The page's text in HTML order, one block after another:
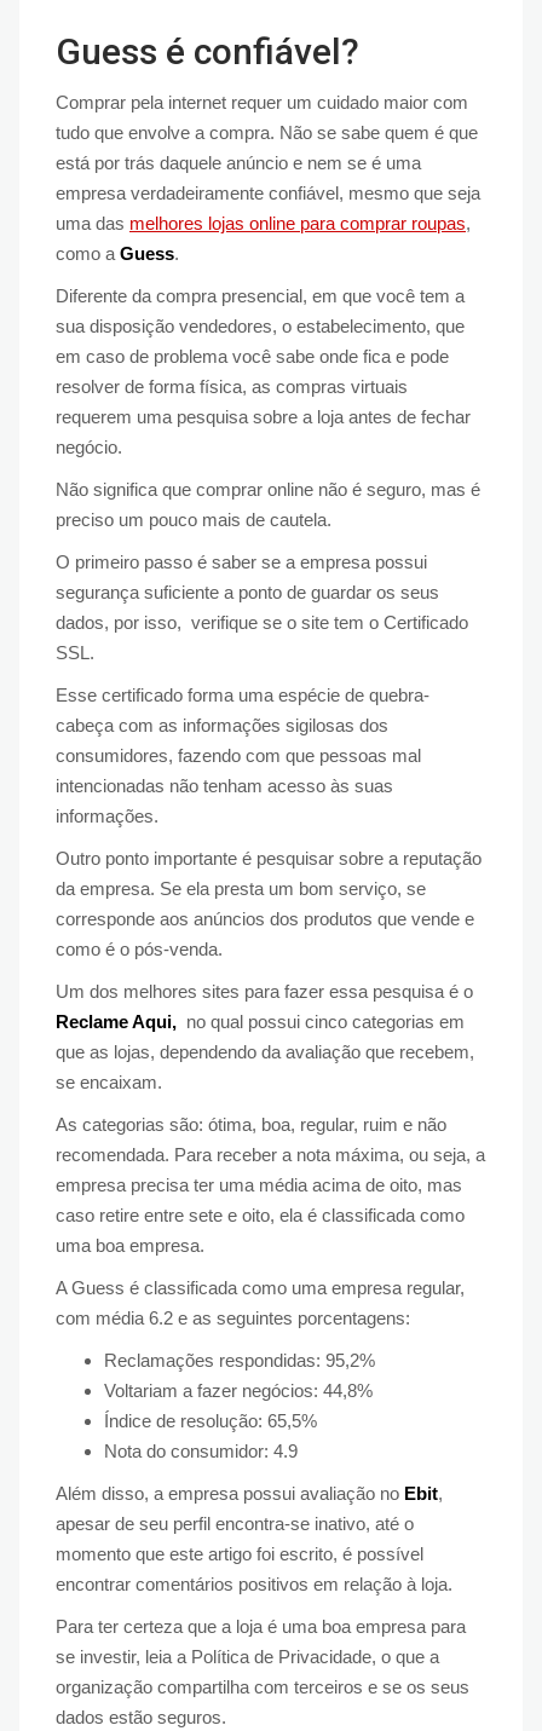
Guess é confiável?
Comprar pela internet requer um cuidado maior com
tudo que envolve a compra. Não se sabe quem é que
está por trás daquele anúncio e nem se é uma
empresa verdadeiramente confiável, mesmo que seja
uma das melhores lojas online para comprar roupas,
como a Guess.
Diferente da compra presencial, em que você tem a
sua disposição vendedores, o estabelecimento, que
em caso de problema você sabe onde fica e pode
resolver de forma física, as compras virtuais
requerem uma pesquisa sobre a loja antes de fechar
negócio.
Não significa que comprar online não é seguro, mas é
preciso um pouco mais de cautela.
O primeiro passo é saber se a empresa possui
segurança suficiente a ponto de guardar os seus
dados, por isso, verifique se o site tem o Certificado
SSL.
Esse certificado forma uma espécie de quebra-
cabeça com as informações sigilosas dos
consumidores, fazendo com que pessoas mal
intencionadas não tenham acesso às suas
informações.
Outro ponto importante é pesquisar sobre a reputação
da empresa. Se ela presta um bom serviço, se
corresponde aos anúncios dos produtos que vende e
como é o pós-venda.
Um dos melhores sites para fazer essa pesquisa é o
Reclame Aqui, no qual possui cinco categorias em
que as lojas, dependendo da avaliação que recebem,
se encaixam.
As categorias são: ótima, boa, regular, ruim e não
recomendada. Para receber a nota máxima, ou seja, a
empresa precisa ter uma média acima de oito, mas
caso retire entre sete e oito, ela é classificada como
uma boa empresa.
A Guess é classificada como uma empresa regular,
com média 6.2 e as seguintes porcentagens:
Reclamações respondidas: 95,2%
Voltariam a fazer negócios: 44,8%
Índice de resolução: 65,5%
Nota do consumidor: 4.9
Além disso, a empresa possui avaliação no Ebit,
apesar de seu perfil encontra-se inativo, até o
momento que este artigo foi escrito, é possível
encontrar comentários positivos em relação à loja.
Para ter certeza que a loja é uma boa empresa para
se investir, leia a Política de Privacidade, o que a
organização compartilha com terceiros e se os seus
dados estão seguros.